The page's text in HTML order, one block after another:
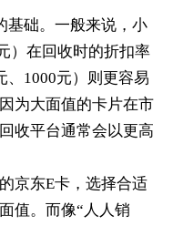
基础。一般来说，小
）在回收时的折扣率
、1000元）则更容易
为大面值的卡片在市
收平台通常会以更高
京东E卡，选择合适
值。而像“人人销